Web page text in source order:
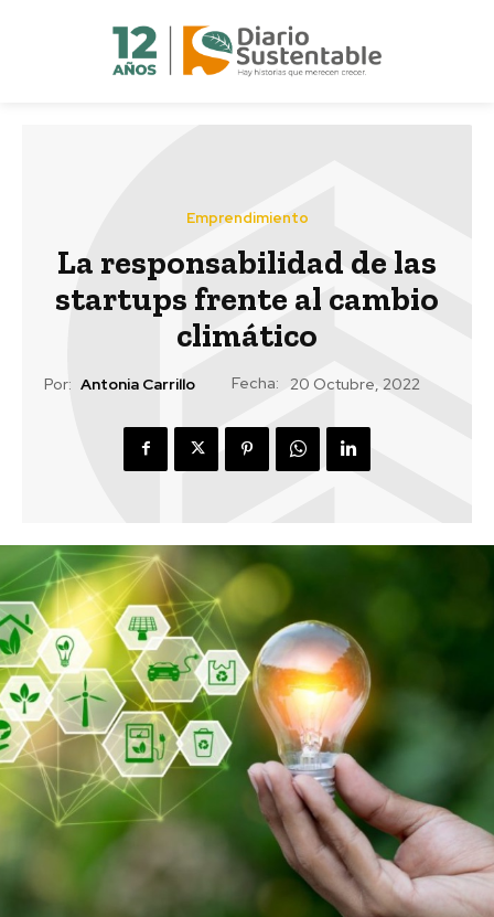
Emprendimiento
La responsabilidad de las
startups frente al cambio
climático
Por: Antonia Carrillo Fecha: 20 Octubre, 2022